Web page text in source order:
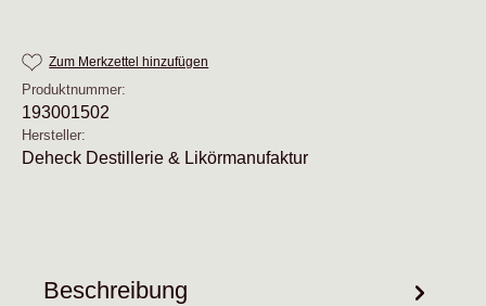
Zum Merkzettel hinzufügen
Produktnummer:
193001502
Hersteller:
Deheck Destillerie & Likörmanufaktur
Beschreibung